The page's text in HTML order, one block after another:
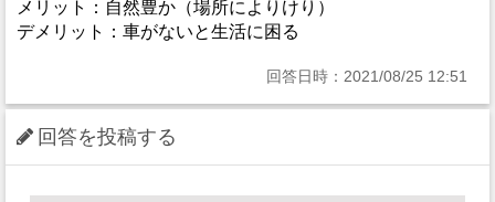
メリット：自然豊か（場所によりけり）
デメリット：車がないと生活に困る
回答日時：2021/08/25 12:51
回答を投稿する